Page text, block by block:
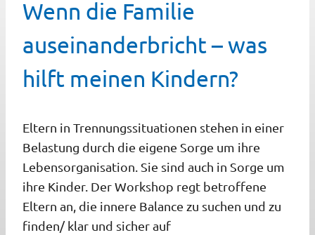
Wenn die Familie
auseinanderbricht – was
hilft meinen Kindern?
Eltern in Trennungssituationen stehen in einer
Belastung durch die eigene Sorge um ihre
Lebensorganisation. Sie sind auch in Sorge um
ihre Kinder. Der Workshop regt betroffene
Eltern an, die innere Balance zu suchen und zu
finden/ klar und sicher auf